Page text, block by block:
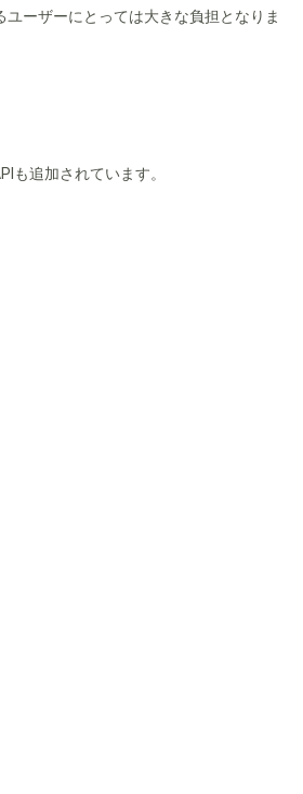
ーザーにとっては大きな負担となりま
も追加されています。